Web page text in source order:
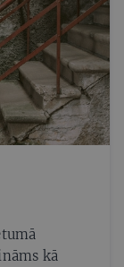
kā